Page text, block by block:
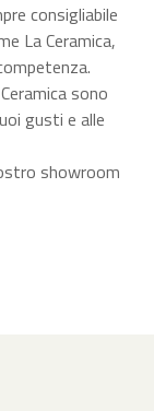
consigliabile
La Ceramica,
sono
gusti e alle
showroom